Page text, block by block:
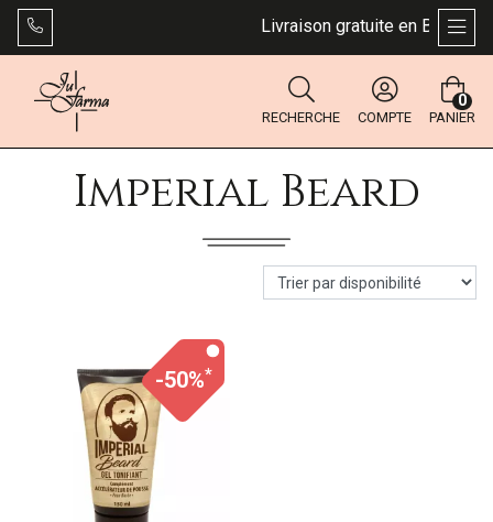
Livraison gratuite en
RECHERCHE COMPTE PANIER
0
Imperial Beard
-50%*